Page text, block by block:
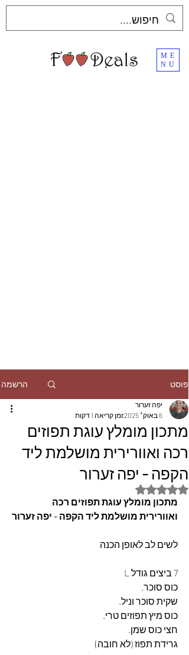
ME
NU
פוסט הרשמה
מתכון מומלץ עוגת תפוזים
רכה ואוורירית מושלמת ליד
הקפה - יפה זערור
יפה זערור
6 באוק׳ 2025
זמן קריאה 1 דקות
דירוג של NaN מתוך 5 כוכבים
מתכון מומלץ עוגת תפוזים רכה
ואוורירית מושלמת ליד הקפה - יפה זערור
לשים לב לאופן הכנה
7 ביצים גודל L
כוס סוכר.
שקית סוכר וניל.
כוס מיץ תפוזים טרי.
חצי כוס שמן.
גרידת תפוז (לא חובה)